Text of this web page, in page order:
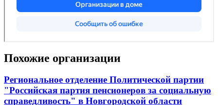
Похожие организации
Региональное отделение Политической партии
"Российская партия пенсионеров за социальную
справедливость" в Новгородской области